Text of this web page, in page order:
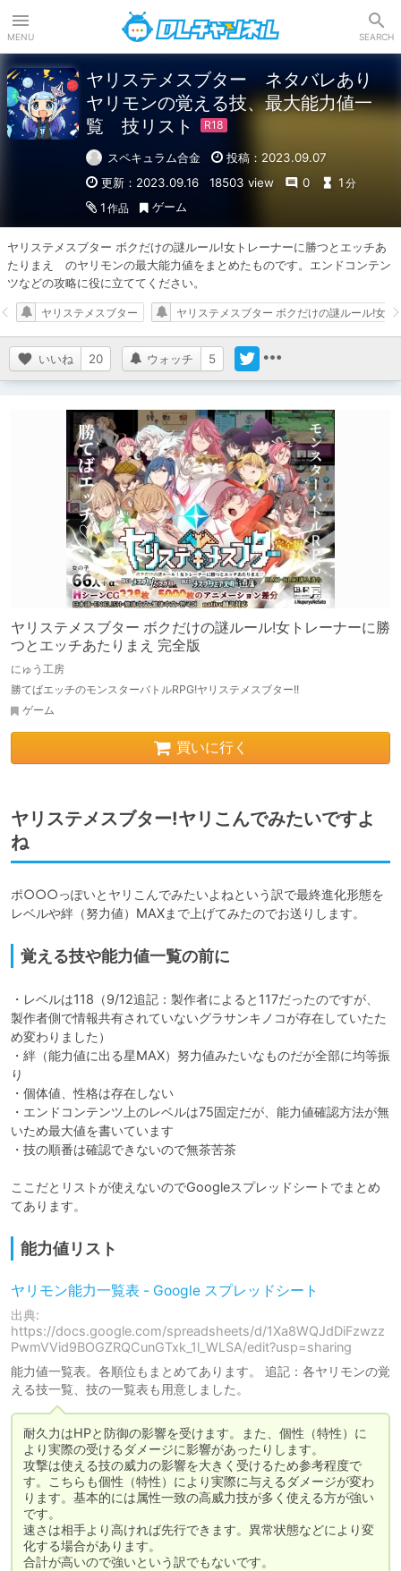
MENU SEARCH
ヤリステメスブター ネタバレあり
ヤリモンの覚える技、最大能力値一
覧 技リスト
スペキュラム合金
投稿：2023.09.07
更新：2023.09.16
18503 view 0 1 分
1 作品 ゲーム
ヤリステメスブター ボクだけの謎ルール!女トレーナーに勝つとエッチあ
たりまえ　のヤリモンの最大能力値をまとめたものです。エンドコンテン
ツなどの攻略に役に立ててください。
いいね 20 ウォッチ 5
ヤリステメスブター ヤリステメスブター ボクだけの謎ルール!女
ヤリステメスブター ボクだけの謎ルール!女トレーナーに勝
つとエッチあたりまえ 完全版
にゅう工房
勝てばエッチのモンスターバトルRPG!ヤリステメスブター!!
ゲーム
買いに行く
ヤリステメスブター!ヤリこんでみたいですよ
ね
ポ○○○っぽいとヤリこんでみたいよねという訳で最終進化形態を
レベルや絆（努力値）MAXまで上げてみたのでお送りします。
覚える技や能力値一覧の前に
・レベルは118（9/12追記：製作者によると117だったのですが、
製作者側で情報共有されていないグラサンキノコが存在していたた
め変わりました）
・絆（能力値に出る星MAX）努力値みたいなものだが全部に均等振
り
・個体値、性格は存在しない
・エンドコンテンツ上のレベルは75固定だが、能力値確認方法が無
いため最大値を書いています
・技の順番は確認できないので無茶苦茶
ここだとリストが使えないのでGoogleスプレッドシートでまとめ
てあります。
能力値リスト
ヤリモン能力一覧表 - Google スプレッドシート
出典:
https://docs.google.com/spreadsheets/d/1Xa8WQJdDiFzwzz
PwmVVid9BOGZRQCunGTxk_1l_WLSA/edit?usp=sharing
能力値一覧表。各順位もまとめてあります。 追記：各ヤリモンの覚
える技一覧、技の一覧表も用意しました。
耐久力はHPと防御の影響を受けます。また、個性（特性）に
より実際の受けるダメージに影響があったりします。
攻撃は使える技の威力の影響を大きく受けるため参考程度で
す。こちらも個性（特性）により実際に与えるダメージが変わ
ります。基本的には属性一致の高威力技が多く使える方が強い
です。
速さは相手より高ければ先行できます。異常状態などにより変
化する場合があります。
合計が高いので強いという訳でもないです。